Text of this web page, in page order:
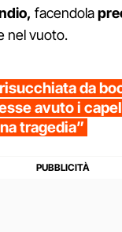
facendola
nel vuoto.
da
avuto i
tragedia”